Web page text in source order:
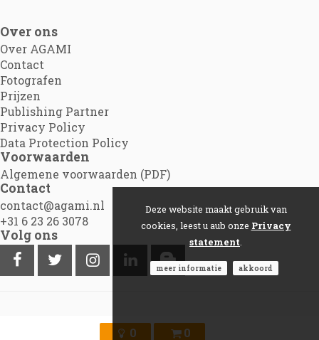
0 0
Over ons
Over AGAMI
Contact
Fotografen
Prijzen
Publishing Partner
Privacy Policy
Data Protection Policy
Voorwaarden
Algemene voorwaarden (PDF)
Contact
contact@agami.nl
+31 6 23 26 3078
Volg ons
Agami.nl|Powered by Picture Pack
Deze website maakt gebruik van
cookies, leest u aub onze Privacy
statement
meer informatie akkoord